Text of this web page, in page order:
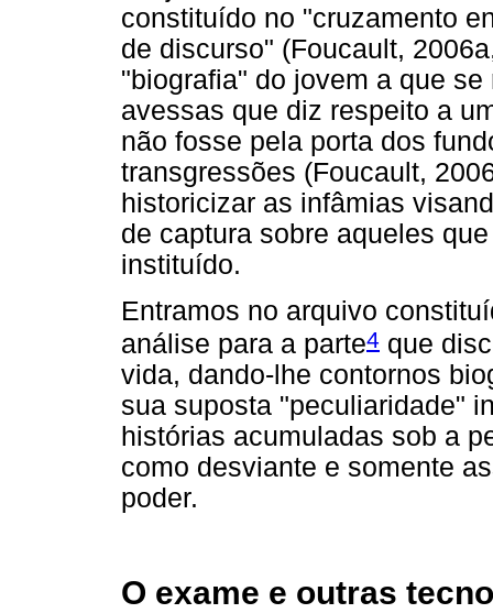
constituído no "cruzamento
de discurso" (Foucault,
"biografia" do jovem a que
avessas que diz respeito a
não fosse pela porta dos
transgressões (Foucault,
historicizar as infâmias
de captura sobre aqueles
instituído.
Entramos no arquivo
análise para a parte4 que
vida, dando-lhe contornos
sua suposta "peculiaridade"
histórias acumuladas sob a
como desviante e somente
poder.
O exame e outras